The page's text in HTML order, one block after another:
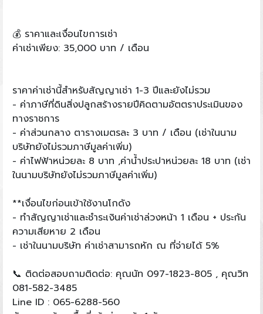
💰 ราคาและเงื่อนไขการเช่า
ค่าเช่าเพียง: 35,000 บาท / เดือน
ราคาค่าเช่านี้สำหรับสัญญาเช่า 1-3 ปีและยังไม่รวม
- ค่าภาษีที่ดินสิ่งปลูกสร้างรายปีคิดตามอัตตราประเมินของ
ทางราชการ
- ค่าส่วนกลาง ตารางเมตรละ 3 บาท / เดือน (เช่าในนาม
บริษัทยังไม่รวมภาษีมูลค่าเพิ่ม)
- ค่าไฟฟ้าหน่วยละ 8 บาท ,ค่าน้ำประปาหน่วยละ 18 บาท (เช่า
ในนามบริษัทยังไม่รวมภาษีมูลค่าเพิ่ม)
**เงื่อนไขก่อนเข้าใช้งานโกดัง
- ทำสัญญาเช่าและชำระเงินค่าเช่าล่วงหน้า 1 เดือน + ประกัน
ความเสียหาย 2 เดือน
- เช่าในนามบริษัท ค่าเช่าสามารถหัก ณ ที่จ่ายได้ 5%
📞 ติดต่อสอบถามติดต่อ: คุณนัท 097-1823-805 , คุณวิท
081-582-3485
Line ID : 065-6288-560